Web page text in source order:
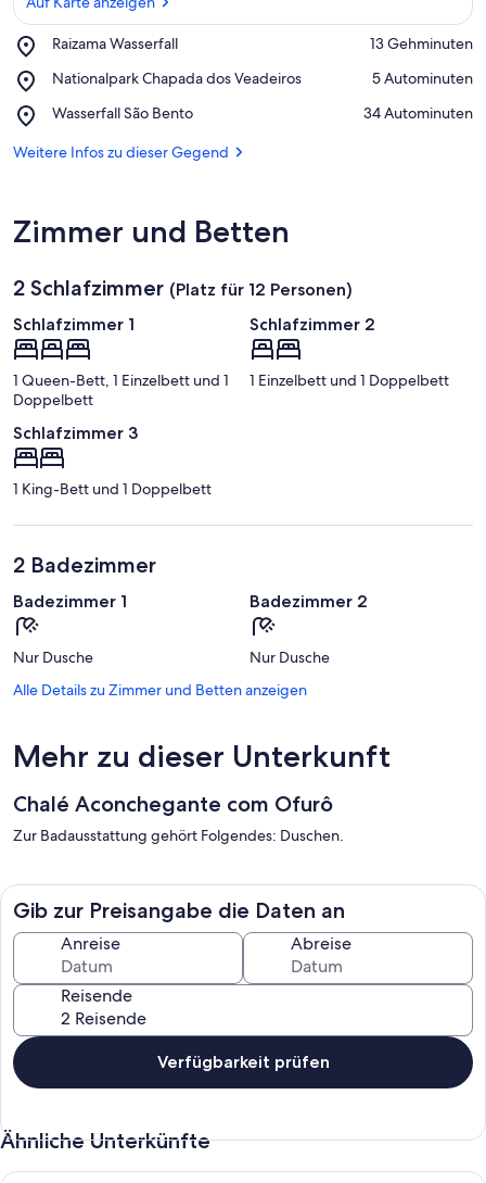
Raizama Wasserfall
Place,
Wasserfall
‪13 Gehminuten‬
Nationalpark Chapada dos Veadeiros
Place,
Chapada
Veadeiros
‪5 Autominuten‬
Wasserfall São Bento
Place,
São
‪34 Autominuten‬
Weitere Infos zu dieser Gegend
Zimmer und Betten
2 Schlafzimmer (Platz für 12 Personen)
Schlafzimmer 1
1 Queen-Bett, 1 Einzelbett und 1
Doppelbett
Schlafzimmer 2
1 Einzelbett und 1 Doppelbett
Schlafzimmer 3
1 King-Bett und 1 Doppelbett
2 Badezimmer
Badezimmer 1
Nur Dusche
Badezimmer 2
Nur Dusche
Alle Details zu Zimmer und Betten anzeigen
Mehr zu dieser Unterkunft
Chalé Aconchegante com Ofurô
Zur Badausstattung gehört Folgendes: Duschen.
Gib zur Preisangabe die Daten an
Anreise Abreise
Reisende
Verfügbarkeit prüfen
Ähnliche Unterkünfte